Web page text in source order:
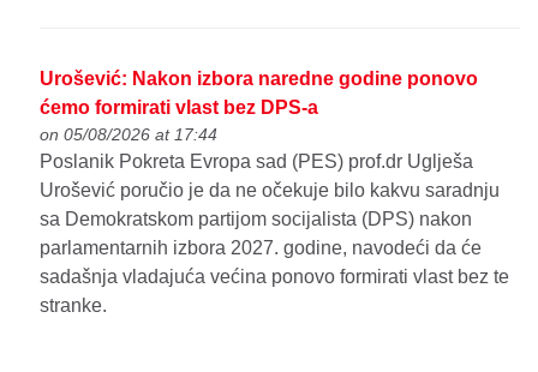
Urošević: Nakon izbora naredne godine ponovo
ćemo formirati vlast bez DPS-a
on 05/08/2026 at 17:44
Poslanik Pokreta Evropa sad (PES) prof.dr Uglješa
Urošević poručio je da ne očekuje bilo kakvu saradnju
sa Demokratskom partijom socijalista (DPS) nakon
parlamentarnih izbora 2027. godine, navodeći da će
sadašnja vladajuća većina ponovo formirati vlast bez te
stranke.